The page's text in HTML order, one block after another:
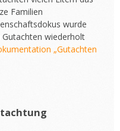
Familien
wurde
wiederholt
„Gutachten